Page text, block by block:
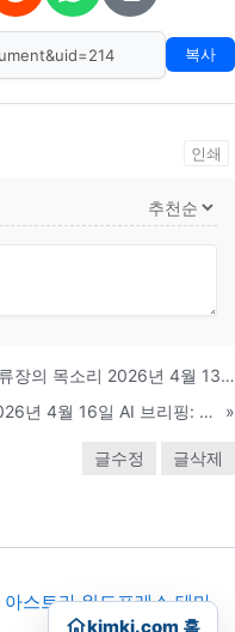
kimkj.com 홈
복사
인쇄
파주의 오토바이, 도쿄의 식당, 버스정류장의 목소리 2026년 4월 13일, AI가 개인의 손에 들어온 하루
밤새 노트북 안 켜도 Claude가 일한다 2026년 4월 16일 AI 브리핑: Claude Code 루틴 출시, 중국 챗봇 전쟁, 화웨이 칩 베팅, 바이두의 U턴
»
글수정 글삭제
아스트라 워드프레스 테마